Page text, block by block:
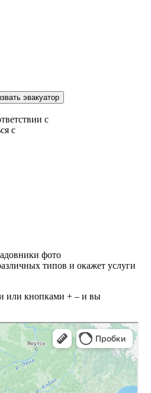
эвакуатор
с
с
типов и окажет услуги
или кнопками + – и вы